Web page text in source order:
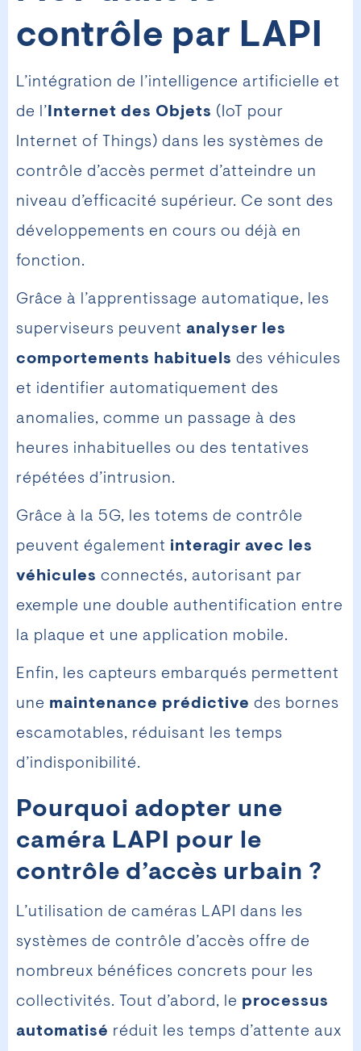
contrôle par LAPI
L’intégration de l’intelligence artificielle et
de l’ Internet des Objets (IoT pour
Internet of Things) dans les systèmes de
contrôle d’accès permet d’atteindre un
niveau d’efficacité supérieur. Ce sont des
développements en cours ou déjà en
fonction.
Grâce à l’apprentissage automatique, les
superviseurs peuvent analyser les
comportements habituels des véhicules
et identifier automatiquement des
anomalies, comme un passage à des
heures inhabituelles ou des tentatives
répétées d’intrusion.
Grâce à la 5G, les totems de contrôle
peuvent également interagir avec les
véhicules connectés, autorisant par
exemple une double authentification entre
la plaque et une application mobile.
Enfin, les capteurs embarqués permettent
une maintenance prédictive des bornes
escamotables, réduisant les temps
d’indisponibilité.
Pourquoi adopter une
caméra LAPI pour le
contrôle d’accès urbain ?
L’utilisation de caméras LAPI dans les
systèmes de contrôle d’accès offre de
nombreux bénéfices concrets pour les
collectivités. Tout d’abord, le processus
automatisé réduit les temps d’attente aux